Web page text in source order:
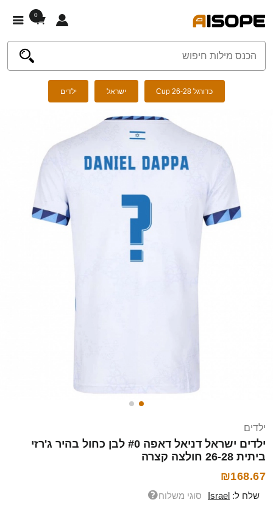
0
כדורגל Cup 26-28 ישראל ילדים
ילדים
ילדים ישראל דניאל דאפה #0 לבן כחול בהיר ג'רזי
ביתית 26-28 חולצה קצרה
₪168.67
שלח ל: Israel סוגי משלוח